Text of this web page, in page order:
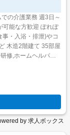
・入浴・排泄)やコ
修,ホームヘルパー 1
by 求人ボックス